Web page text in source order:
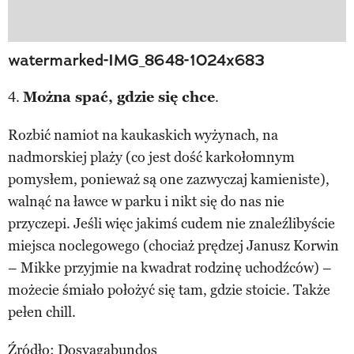
watermarked-IMG_8648-1024x683
4. Można spać, gdzie się chce.
Rozbić namiot na kaukaskich wyżynach, na
nadmorskiej plaży (co jest dość karkołomnym
pomysłem, ponieważ są one zazwyczaj kamieniste),
walnąć na ławce w parku i nikt się do nas nie
przyczepi. Jeśli więc jakimś cudem nie znaleźlibyście
miejsca noclegowego (chociaż prędzej Janusz Korwin
– Mikke przyjmie na kwadrat rodzinę uchodźców) –
możecie śmiało położyć się tam, gdzie stoicie. Także
pełen chill.
Źródło: Dosvagabundos